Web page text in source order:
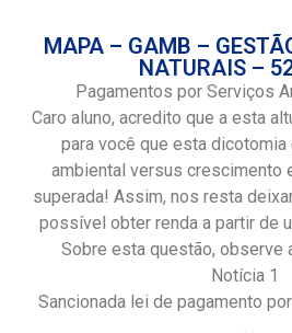
MAPA – GAMB –
NATURAIS –
Pagamentos por Serviços
Caro aluno, acredito que a esta
para você que esta
ambiental versus crescimento
superada! Assim, nos resta
possível obter renda a partir de
Sobre esta questão, observe
Notícia 1
Sancionada lei de pagamento